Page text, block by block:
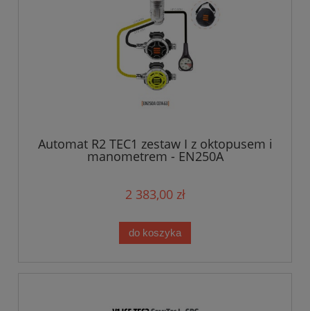
Automat R2 TEC1 zestaw I z oktopusem i
manometrem - EN250A
2 383,00 zł
do koszyka